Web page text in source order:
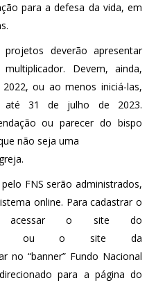
para a defesa da vida, em
deverão apresentar
Devem, ainda,
ou ao menos iniciá-las,
até 31 de julho de 2023.
ou parecer do bispo
não seja uma
FNS serão administrados,
online. Para cadastrar o
acessar o site do
o site da
no “banner” Fundo Nacional
para a página do